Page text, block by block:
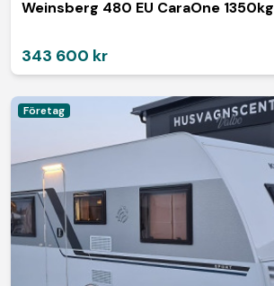
Weinsberg 480 EU CaraOne 1350kg
343 600 kr
Företag